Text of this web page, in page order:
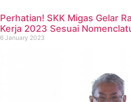
Perhatian! SKK Migas Gelar
Kerja 2023 Sesuai
6 January 2023